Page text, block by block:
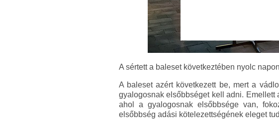
A sértett a baleset következtében nyolc
A baleset azért következett be, mert a
gyalogosnak elsőbbséget kell adni. Emellett
ahol a gyalogosnak elsőbbsége van,
elsőbbség adási kötelezettségének eleget